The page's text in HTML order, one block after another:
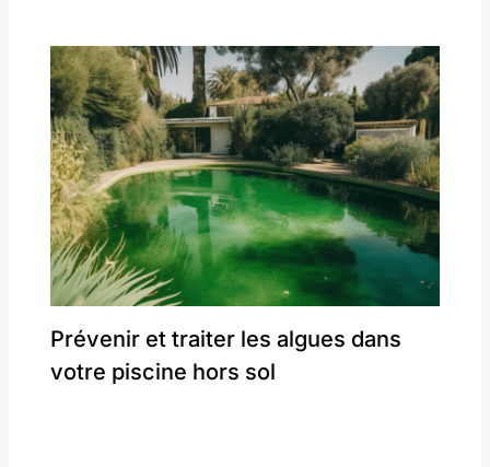
Prévenir et traiter les algues dans
votre piscine hors sol